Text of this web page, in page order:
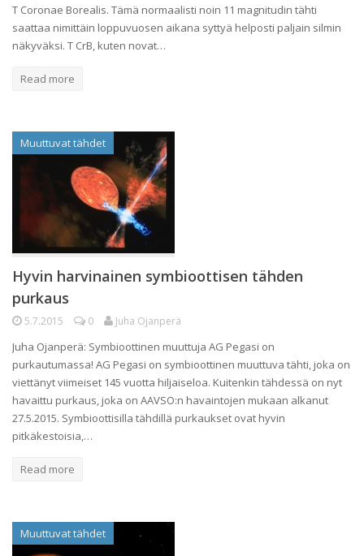
T Coronae Borealis. Tämä normaalisti noin 11 magnitudin tähti
saattaa nimittäin loppuvuosen aikana syttyä helposti paljain silmin
näkyväksi. T CrB, kuten novat…
Read more
Muuttuvat tähdet
Hyvin harvinainen symbioottisen tähden
purkaus
5.7.2015 0 Juha Ojanperä
Juha Ojanperä: Symbioottinen muuttuja AG Pegasi on
purkautumassa! AG Pegasi on symbioottinen muuttuva tähti, joka on
viettänyt viimeiset 145 vuotta hiljaiseloa. Kuitenkin tähdessä on nyt
havaittu purkaus, joka on AAVSO:n havaintojen mukaan alkanut
27.5.2015. Symbioottisilla tähdillä purkaukset ovat hyvin
pitkäkestoisia,…
Read more
Muuttuvat tähdet